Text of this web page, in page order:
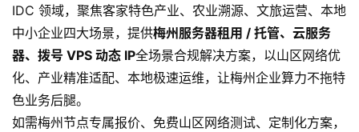
七、结语
梅州作为世界客都与农业文旅高地，企业的发展离不开 “懂
山区、懂客家、省成本” 的 IDC 服务。余初云深耕梅州本土
IDC 领域，聚焦客家特色产业、农业溯源、文旅运营、本地
中小企业四大场景，提供 梅州服务器租用 / 托管、云服务